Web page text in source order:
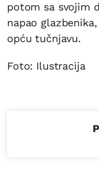
potom sa svojim
napao
opću tučnjavu.
Foto: Ilustracija